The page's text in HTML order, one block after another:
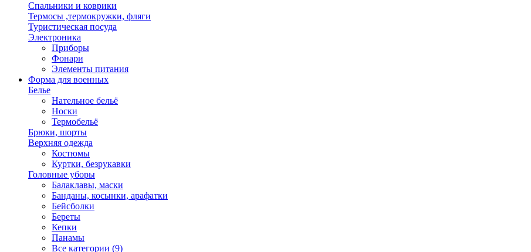
Спальники и коврики
Термосы ,термокружки, фляги
Туристическая посуда
Электроника
Приборы
Фонари
Элементы питания
Форма для военных
Белье
Нательное бельё
Носки
Термобельё
Брюки, шорты
Верхняя одежда
Костюмы
Куртки, безрукавки
Головные уборы
Балаклавы, маски
Банданы, косынки, арафатки
Бейсболки
Береты
Кепки
Панамы
Все категории (9)